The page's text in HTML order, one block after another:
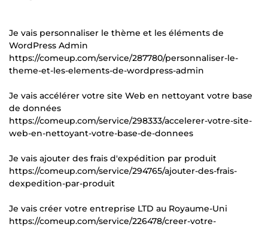
Je vais personnaliser le thème et les éléments de
WordPress Admin
https://comeup.com/service/287780/personnaliser-le-
theme-et-les-elements-de-wordpress-admin
Je vais accélérer votre site Web en nettoyant votre base
de données
https://comeup.com/service/298333/accelerer-votre-site-
web-en-nettoyant-votre-base-de-donnees
Je vais ajouter des frais d'expédition par produit
https://comeup.com/service/294765/ajouter-des-frais-
dexpedition-par-produit
Je vais créer votre entreprise LTD au Royaume-Uni
https://comeup.com/service/226478/creer-votre-